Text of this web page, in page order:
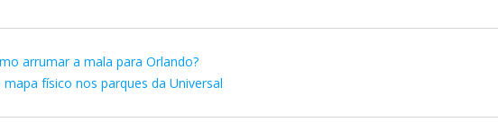
arrumar a mala para Orlando?
mapa físico nos parques da Universal